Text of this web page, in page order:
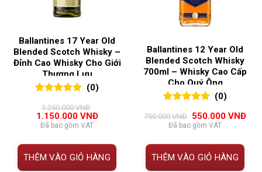
Ballantines 17 Year Old
Blended Scotch Whisky –
Đỉnh Cao Whisky Cho Giới
Thượng Lưu
đánh giá
(0)
1.250.000VNĐ
Giá
gốc
1.250.000 VNĐ.
1.150.000 VNĐGiá
là:
1.150.000 VNĐ.
Đã bao gồm VAT
THÊM VÀO GIỎ HÀNG
Ballantines 12 Year Old
Blended Scotch Whisky
700ml – Whisky Cao Cấp
Cho Quý Ông
đánh giá
(0)
750.000VNĐ Giá
gốc
là:
750.000 VNĐ.
550.000 VNĐGiá
Đã bao gồm VAT
THÊM VÀO GIỎ HÀNG